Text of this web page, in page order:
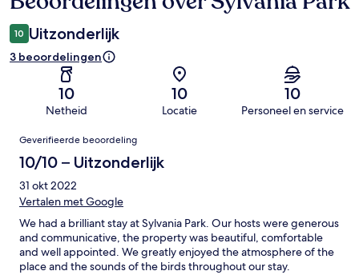
10 Uitzonderlijk
3 beoordelingen
10
Netheid
10
Locatie
10
Personeel en service
Beoordelingen
Geverifieerde beoordeling
10/10 – Uitzonderlijk
31 okt 2022
Vertalen met Google
We had a brilliant stay at Sylvania Park. Our hosts were generous
and communicative, the property was beautiful, comfortable
and well appointed. We greatly enjoyed the atmosphere of the
place and the sounds of the birds throughout our stay.